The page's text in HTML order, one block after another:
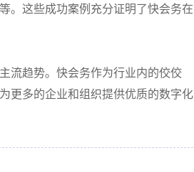
。这些成功案例充分证明了快会务在
流趋势。快会务作为行业内的佼佼
更多的企业和组织提供优质的数字化